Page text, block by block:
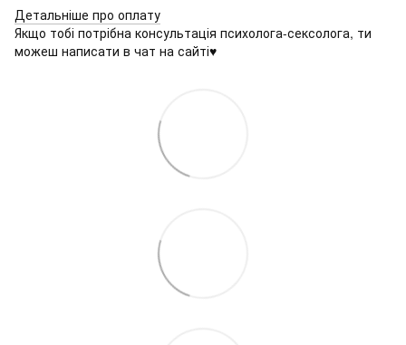
Детальніше про оплату
Якщо тобі потрібна консультація психолога-сексолога, ти
можеш написати в чат на сайті♥